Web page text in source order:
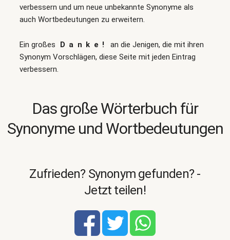
verbessern und um neue unbekannte Synonyme als
auch Wortbedeutungen zu erweitern.
Ein großes Danke!
an die Jenigen, die mit ihren
Synonym Vorschlägen, diese Seite mit jeden Eintrag
verbessern.
Das große Wörterbuch für
Synonyme und Wortbedeutungen
Zufrieden? Synonym gefunden? -
Jetzt teilen!